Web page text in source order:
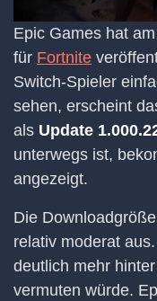
Epic Games hat
für Fortnite
Switch-Spieler
sehen, erscheint
als Update
unterwegs ist,
angezeigt.
Die
relativ moderat
deutlich mehr
vermuten würde.